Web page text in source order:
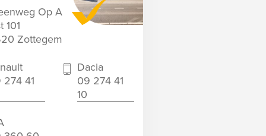
Op A
101
Zottegem
41
Dacia
09 274 41
10